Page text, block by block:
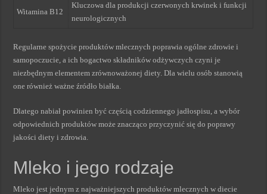
Witamina B12
Kluczowa dla produkcji czerwonych krwinek i funkcji
neurologicznych
Regularne spożycie produktów mlecznych poprawia ogólne zdrowie i
samopoczucie, a ich bogactwo składników odżywczych czyni je
niezbędnym elementem zrównoważonej diety. Dla wielu osób stanowią
one również ważne źródło białka.
Dlatego nabiał powinien być częścią codziennego jadłospisu, a wybór
odpowiednich produktów może znacząco przyczynić się do poprawy
jakości diety i zdrowia.
Mleko i jego rodzaje
Mleko jest jednym z najważniejszych produktów mlecznych w diecie